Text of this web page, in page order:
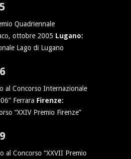
Quadriennale
ottobre 2005 Lugano:
Lago di Lugano
al Concorso Internazionale
Ferrara Firenze:
“XXIV Premio Firenze”
al Concorso “XXVII Premio